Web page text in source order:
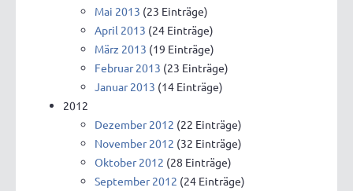
Mai 2013 (23 Einträge)
April 2013 (24 Einträge)
März 2013 (19 Einträge)
Februar 2013 (23 Einträge)
Januar 2013 (14 Einträge)
2012
Dezember 2012 (22 Einträge)
November 2012 (32 Einträge)
Oktober 2012 (28 Einträge)
September 2012 (24 Einträge)